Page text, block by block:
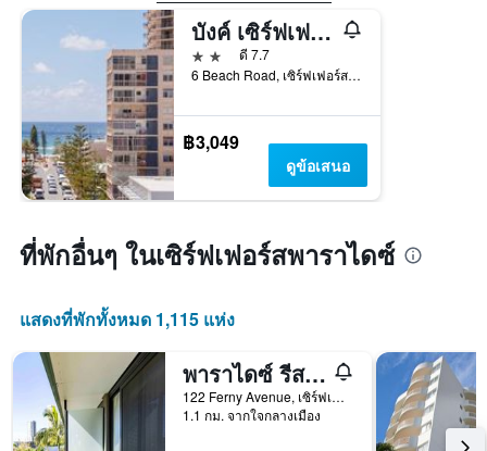
บังค์ เซิร์ฟเฟอร์ส พาราไดส์ - อินเตอร์เนชันแนล แบคแพกเกอร์ โฮสเทล
2 ดาว
ดี 7.7
6 Beach Road, เซิร์ฟเฟอร์ส พาราไดซ์, QLD, ออสเตรเลีย
฿3,049
ดูข้อเสนอ
ที่พักอื่นๆ ในเซิร์ฟเฟอร์สพาราไดซ์
แสดงที่พักทั้งหมด 1,115 แห่ง
พาราไดซ์ รีสอร์ท โกลด์โคสต์
122 Ferny Avenue, เซิร์ฟเฟอร์ส พาราไดซ์, QLD, ออสเตรเลีย
1.1 กม. จากใจกลางเมือง